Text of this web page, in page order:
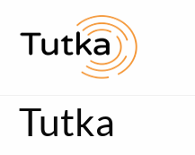
Tutka